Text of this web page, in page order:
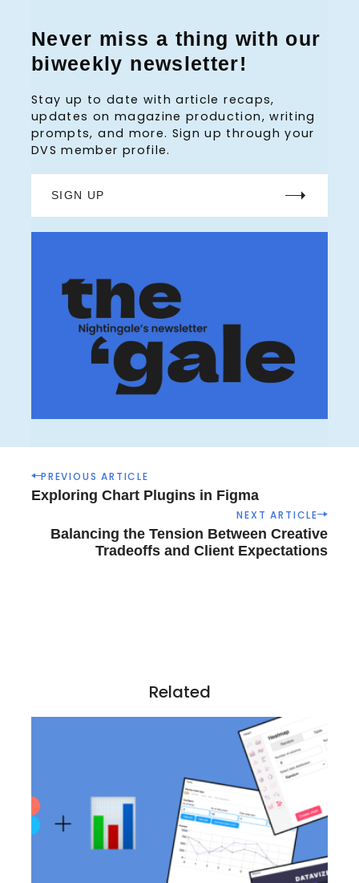
Never miss a thing with our
biweekly newsletter!
Stay up to date with article recaps,
updates on magazine production, writing
prompts, and more. Sign up through your
DVS member profile.
SIGN UP
P
o
n
PREVIOUS ARTICLE
Exploring Chart Plugins in Figma
NEXT ARTICLE
Balancing the Tension Between Creative
Tradeoffs and Client Expectations
Related